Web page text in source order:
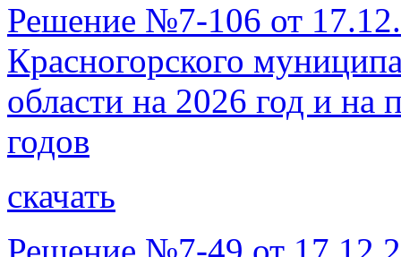
Решение №7-106 от
Красногорского
области на 2026 год и
годов
скачать